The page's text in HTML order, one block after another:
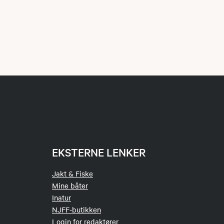
EKSTERNE LENKER
Jakt & Fiske
Mine båter
Inatur
NJFF-butikken
Login for redaktører